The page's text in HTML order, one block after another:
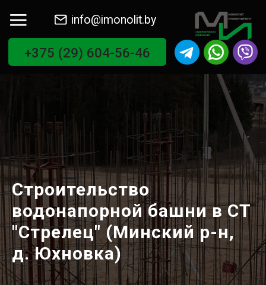
info@imonolit.by
+375 (29) 604-56-46
Строительство
водонапорной башни в СТ
"Стрелец" (Минский р-н,
д. Юхновка)